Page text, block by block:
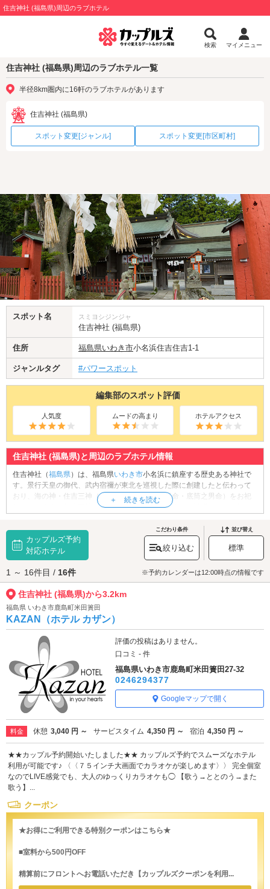
住吉神社 (福島県)周辺のラブホテル
検索 マイメニュー
住吉神社 (福島県)周辺のラブホテル一覧
半径8km圏内に16軒のラブホテルがあります
住吉神社 (福島県)
スポット変更[ジャンル] スポット変更[市区町村]
スポット名 スミヨシジンジャ
住吉神社 (福島県)
住所 福島県いわき市小名浜住吉住吉1-1
ジャンルタグ #パワースポット
編集部のスポット評価
人気度 ムードの高まり ホテルアクセス
住吉神社 (福島県)と周辺のラブホテル情報
住吉神社（福島県 ）は、福島県いわき市小名浜に鎮座する歴史ある神社で
す。景行天皇の御代、武内宿禰が東北を巡視した際に創建したと伝わって
おり、海の神・住吉三神（表筒之男命・中筒之男命・底筒之男命）をお祀
りしています。住吉三神は伊弉諾尊の禊の際に生まれた神様としても知ら
節目の参拝では多くの人で賑わい、パートナーと一緒に願いを込めてお参
りするのもおすすめです。境内では御朱印の授与も行われており、参拝の
記念として受け取る方も多数。穏やかな雰囲気のなか、心を整えるひとと
きを過ごしてみては。
住吉神社へは、松川・二本松エリアのラブホテルからもアクセスが便利で
す。
カップルズ予約
対応ホテル
こだわり条件
絞り込む
並び替え
標準
1 ～ 16件目 / 16件 ※予約カレンダーは12:00時点の情報です
住吉神社 (福島県)から3.2km
福島県 いわき市鹿島町米田簣田
KAZAN（ホテル カザン）
評価の投稿はありません。
口コミ - 件
福島県いわき市鹿島町米田簣田27-32
0246294377
Googleマップで開く
料金 休憩 3,040 円 ～ サービスタイム 4,350 円 ～ 宿泊 4,350 円 ～
★★カップル予約開始いたしました★★ カップルズ予約でスムーズなホテル
利用が可能です♪ 〈〈７５インチ大画面でカラオケが楽しめます〉〉 完全個室
なのでLIVE感覚でも、大人のゆっくりカラオケも◯ 【歌う→ととのう→また
歌う】...
クーポン
★お得にご利用できる特別クーポンはこちら★
■室料から500円OFF
精算前にフロントへお電話いただき【カップルズクーポンを利用...